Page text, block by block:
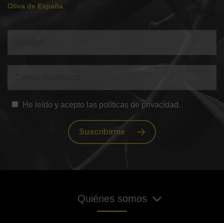
He leído y acepto las políticas de privacidad.
Suscribirme
Oliva de España
Quiénes somos